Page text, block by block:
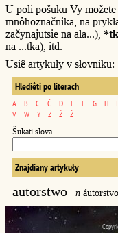
U poli pošuku Vy
mnôhoznačnika, na
začynajutsie na ala...),
na ...tka), itd.
Usiê artykuły v
Hlediêti po literach
A B C Ć D E F G H I
V
W Y Z Ź Ż
Šukati słova
Znajdiany artykuły
autorstwo n áutorstvo